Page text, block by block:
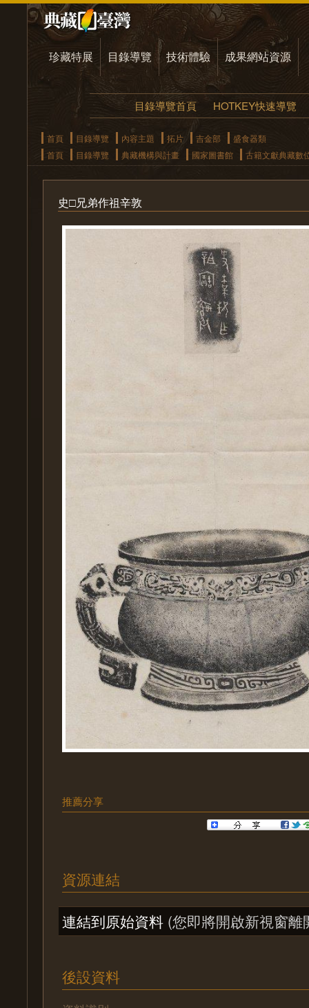
珍藏特展 目錄導覽 技術體驗 成果網站資源
目錄導覽首頁 HOTKEY快速導覽
首頁 目錄導覽 內容主題 拓片 吉金部
盛食器類
首頁
目錄導覽 典藏機構與計畫 國家圖書館 古籍文獻典藏數
史□兄弟作祖辛敦
推薦分享
資源連結
連結到原始資料 (您即將開啟新視窗離
後設資料